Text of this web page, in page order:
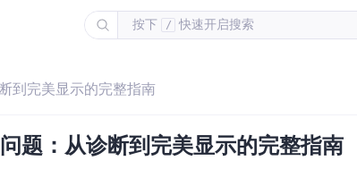
按下 / 快速开启搜索
到完美显示的完整指南
题：从诊断到完美显示的完整指南